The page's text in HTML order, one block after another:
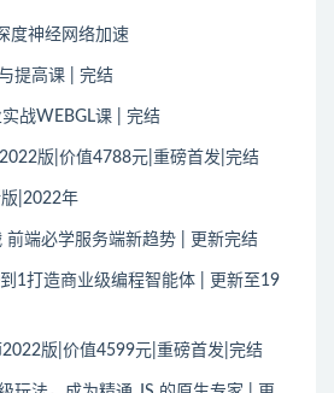
度神经网络加速
提高课 | 完结
实战WEBGL课 | 完结
版|价值4788元|重磅首发|完结
|2022年
前端必学服务端新趋势 | 更新完结
1打造商业级编程智能体 | 更新至19
版|价值4599元|重磅首发|完结